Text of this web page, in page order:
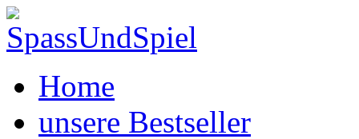
Home
unsere Bestseller